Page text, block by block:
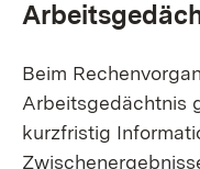
Beim
Arbeitsgedächtnis
kurzfristig